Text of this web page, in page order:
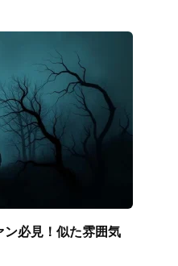
ン必見！似た雰囲気